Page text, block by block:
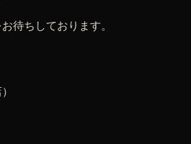
待ちしております。